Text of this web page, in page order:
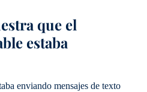
que el
estaba
enviando mensajes de texto